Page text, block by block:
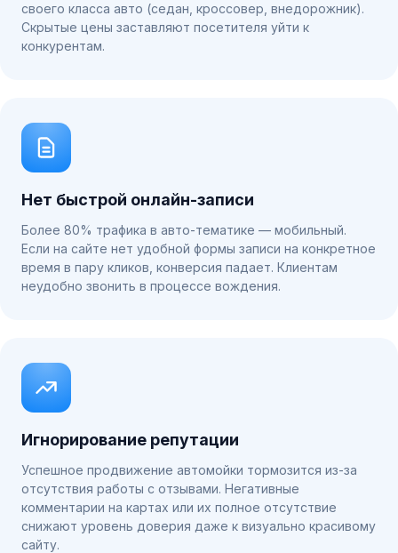
своего класса авто (седан, кроссовер, внедорожник).
Скрытые цены заставляют посетителя уйти к
конкурентам.
Нет быстрой онлайн-записи
Более 80% трафика в авто-тематике — мобильный.
Если на сайте нет удобной формы записи на конкретное
время в пару кликов, конверсия падает. Клиентам
неудобно звонить в процессе вождения.
Игнорирование репутации
Успешное продвижение автомойки тормозится из-за
отсутствия работы с отзывами. Негативные
комментарии на картах или их полное отсутствие
снижают уровень доверия даже к визуально красивому
сайту.